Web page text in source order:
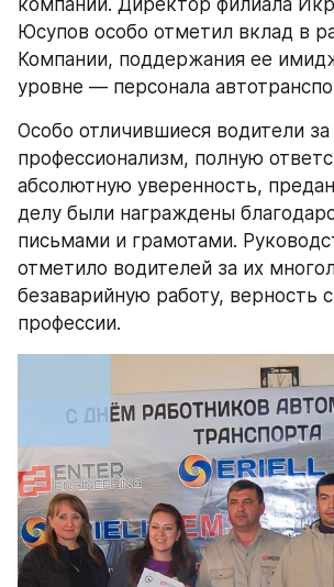
компаний. Директор филиала
Юсупов особо отметил вклад в
Компании, поддержания ее
уровне — персонала
Особо отличившиеся водители
профессионализм, полную
абсолютную уверенность,
делу были награждены
письмами и грамотами.
отметило водителей за их
безаварийную работу, верность
профессии.